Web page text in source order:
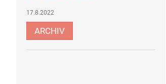
17.8.2022
ARCHIV